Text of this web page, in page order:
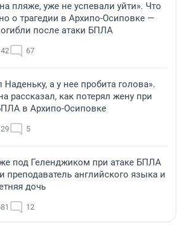
пляже, уже не успевали уйти». Что
о трагедии в Архипо-Осиповке —
после атаки БПЛА
67
а у нее пробита голова».
рассказал, как потерял жену при
в Архипо-Осиповке
5
под Геленджиком при атаке БПЛА
преподаватель английского языка и
дочь
12